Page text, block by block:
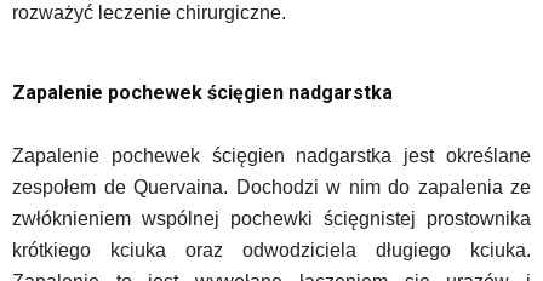
rozważyć leczenie chirurgiczne.
Zapalenie pochewek ścięgien nadgarstka
Zapalenie pochewek ścięgien nadgarstka jest określane
zespołem de Quervaina. Dochodzi w nim do zapalenia ze
zwłóknieniem wspólnej pochewki ścięgnistej prostownika
krótkiego kciuka oraz odwodziciela długiego kciuka.